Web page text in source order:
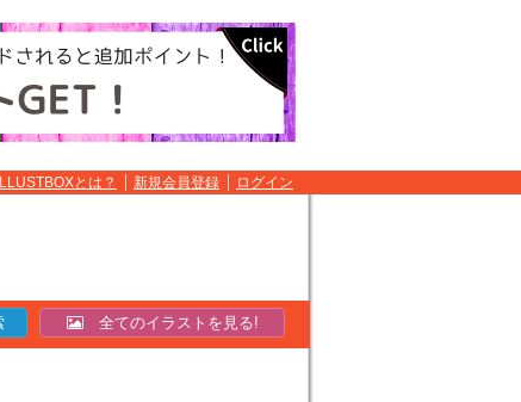
ILLUSTBOXとは？ 新規会員登録 ログイン
全てのイラストを見る!